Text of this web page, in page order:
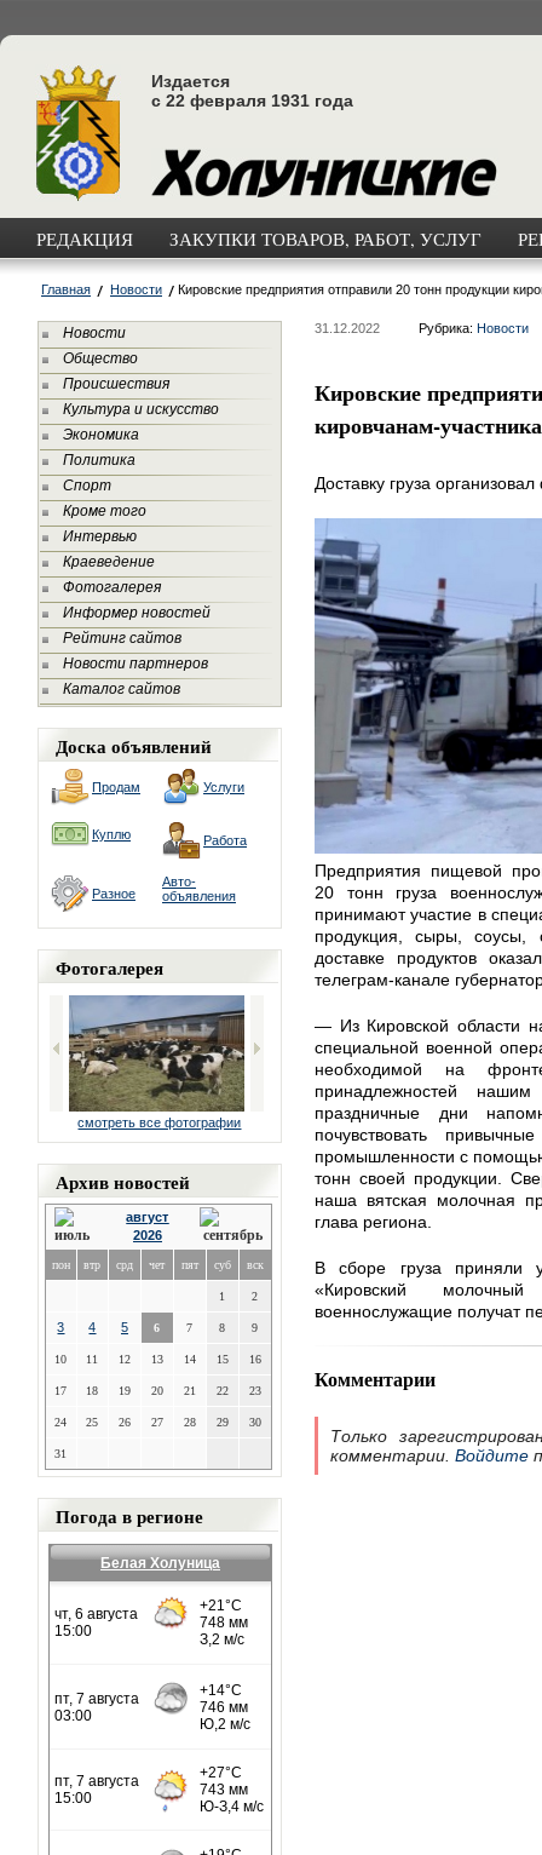
Издается
с 22 февраля 1931 года
РЕДАКЦИЯ ЗАКУПКИ ТОВАРОВ, РАБОТ, УСЛУГ
Главная Новости Кировские предприятия отправили 20 тонн продукции
Новости
Общество
Происшествия
Культура и искусство
Экономика
Политика
Спорт
Кроме того
Интервью
Краеведение
Фотогалерея
Информер новостей
Рейтинг сайтов
Новости партнеров
Каталог сайтов
Доска объявлений
Продам Услуги
Куплю Работа
Разное
Авто-
объявления
Фотогалерея
смотреть все фотографии
Архив новостей
август
2026
пон втр срд чет пят суб вск
1 2
3 4 5 6 7 8 9
10 11 12 13 14 15 16
17 18 19 20 21 22 23
24 25 26 27 28 29 30
31
Погода в регионе
Белая Холуница
31.12.2022 Рубрика: Новости
Кировские
кировчанам-
Доставку груза
Предприятия пищевой
20 тонн груза
принимают участие в
продукция, сыры,
доставке продуктов
телеграм-канале
— Из Кировской области
специальной военной
необходимой на
принадлежностей
праздничные дни
почувствовать
промышленности с
тонн своей продукции.
наша вятская молочная
глава региона.
В сборе груза приняли
«Кировский
военнослужащие получат
Комментарии
Только
комментарии. Войдите